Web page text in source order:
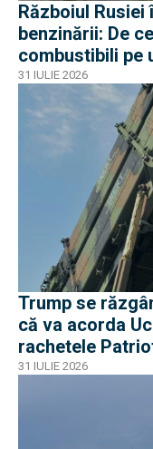
Războiul
benzinării: De
combustibili pe
31 IULIE 2026
Trump se
că va acorda
rachetele
31 IULIE 2026